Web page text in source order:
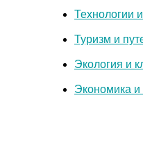
Технологии
Туризм и
Экология и
Экономика и